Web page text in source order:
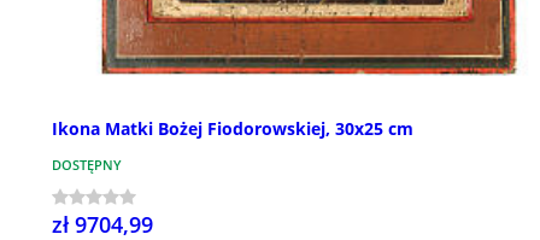
Ikona Matki Bożej Fiodorowskiej, 30x25 cm
DOSTĘPNY
zł 9704,99